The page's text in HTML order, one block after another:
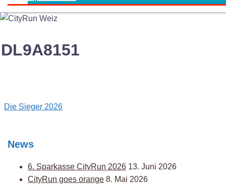
DL9A8151
Post
Die Sieger 2026
News
6. Sparkasse CityRun 2026 13. Juni 2026
CityRun goes orange 8. Mai 2026